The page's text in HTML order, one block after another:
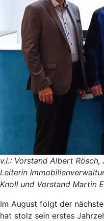
v.l.: Vorstand Albert
Leiterin
Knoll und Vorstand Martin
Im August folgt der
hat stolz sein erstes